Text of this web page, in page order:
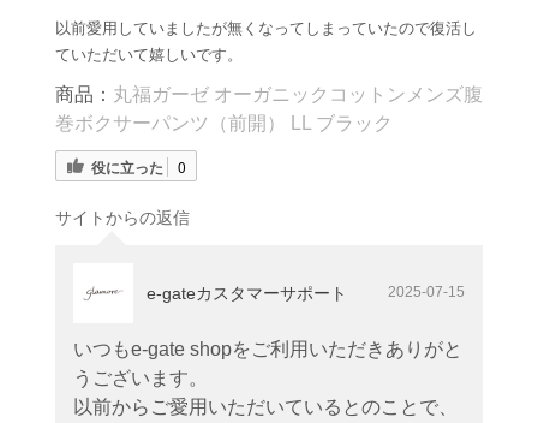
以前愛用していましたが無くなってしまっていたので復活し
ていただいて嬉しいです。
商品： 丸福ガーゼ オーガニックコットンメンズ腹
巻ボクサーパンツ（前開） LL ブラック
役に立った 0
サイトからの返信
e-gateカスタマーサポート 2025-07-15
いつもe-gate shopをご利用いただきありがと
うございます。
以前からご愛用いただいているとのことで、